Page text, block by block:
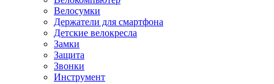
Велосумки
Держатели для смартфона
Детские велокресла
Замки
Защита
Звонки
Инструмент